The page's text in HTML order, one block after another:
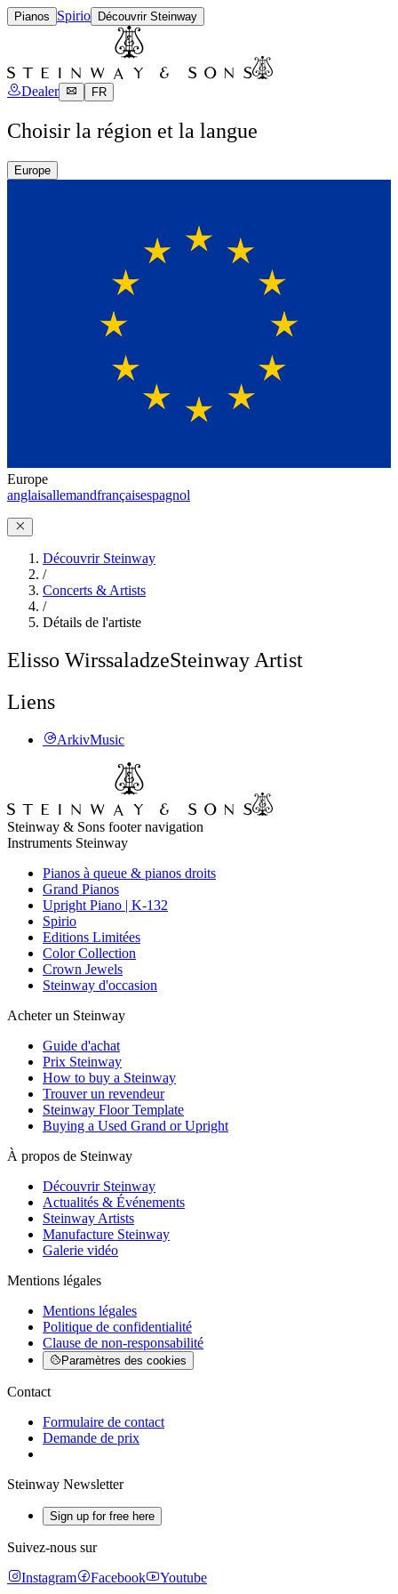
Pianos Spirio Découvrir Steinway
Dealer FR
Choisir la région et la langue
Europe
Europe
anglaisallemandfrançaisespagnol
Découvrir Steinway
/
Concerts & Artists
/
Détails de l'artiste
Elisso WirssaladzeSteinway Artist
Liens
ArkivMusic
Steinway & Sons footer navigation
Instruments Steinway
Pianos à queue & pianos droits
Grand Pianos
Upright Piano | K-132
Spirio
Editions Limitées
Color Collection
Crown Jewels
Steinway d'occasion
Acheter un Steinway
Guide d'achat
Prix Steinway
How to buy a Steinway
Trouver un revendeur
Steinway Floor Template
Buying a Used Grand or Upright
À propos de Steinway
Découvrir Steinway
Actualités & Événements
Steinway Artists
Manufacture Steinway
Galerie vidéo
Mentions légales
Mentions légales
Politique de confidentialité
Clause de non-responsabilité
Paramètres des cookies
Contact
Formulaire de contact
Demande de prix
Steinway Newsletter
Sign up for free here
Suivez-nous sur
Instagram
Facebook Youtube